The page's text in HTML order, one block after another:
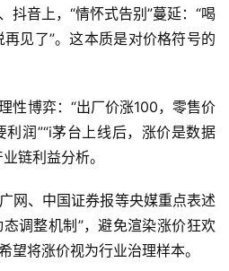
抖音上，“情怀式告别”蔓延：“喝
见了”。这本质是对价格符号的
性博弈：“出厂价涨100，零售价
润”“i茅台上线后，涨价是数据
链利益分析。
网、中国证券报等央媒重点表述
调整机制”，避免渲染涨价狂欢
望将涨价视为行业治理样本。